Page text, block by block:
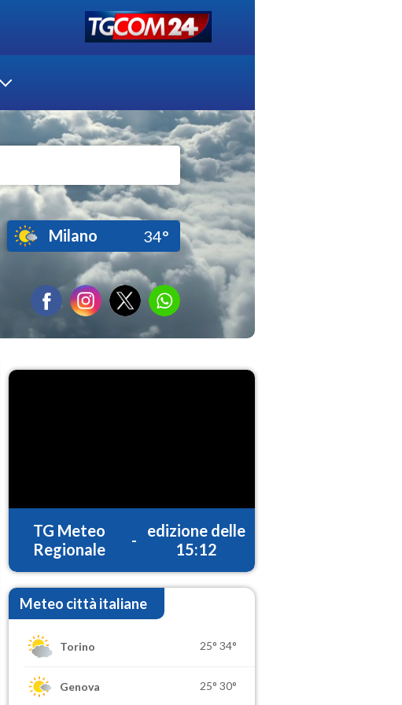
Milano 34°
TG Meteo
Regionale
-
edizione delle
15:12
Meteo città italiane
Torino 25° 34°
Genova 25° 30°